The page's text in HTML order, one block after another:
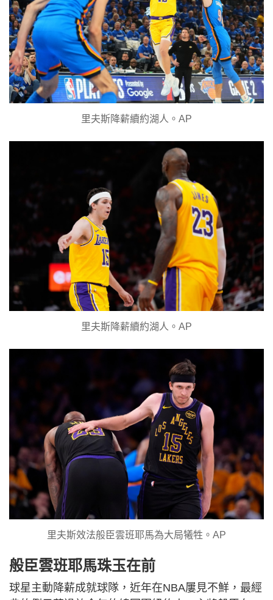
里夫斯降薪續約湖人。AP
里夫斯降薪續約湖人。AP
里夫斯效法般臣雲班耶馬為大局犧牲。AP
般臣雲班耶馬珠玉在前
球星主動降薪成就球隊，近年在NBA屢見不鮮，最經